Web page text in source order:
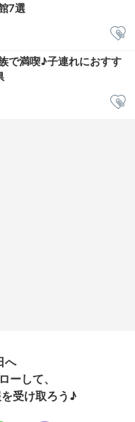
7選
で満喫♪子連れにおすす
へ
ーして、
受け取ろう♪